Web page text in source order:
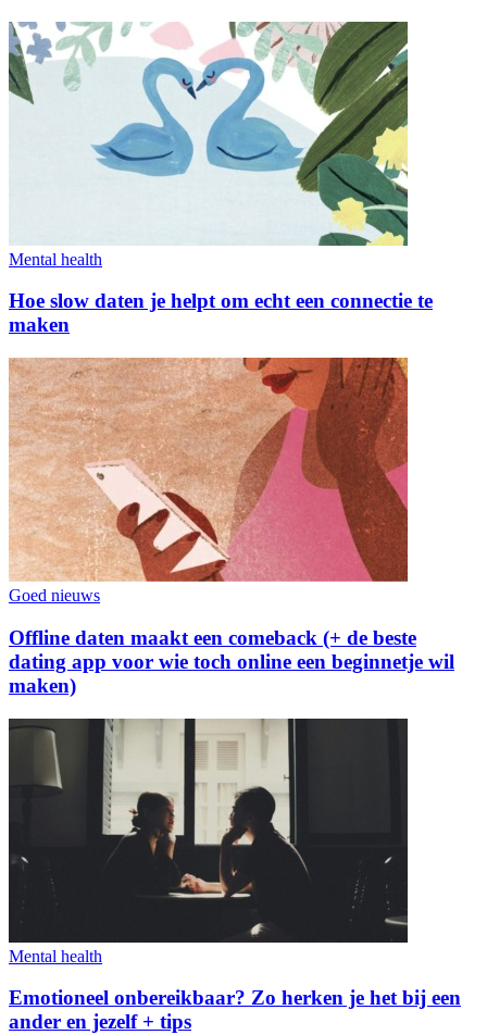
Mental health
Hoe slow daten je helpt om echt een connectie te
maken
Goed nieuws
Offline daten maakt een comeback (+ de beste
dating app voor wie toch online een beginnetje wil
maken)
Mental health
Emotioneel onbereikbaar? Zo herken je het bij een
ander en jezelf + tips